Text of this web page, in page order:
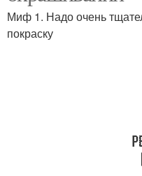
Миф 1. Надо очень
покраску